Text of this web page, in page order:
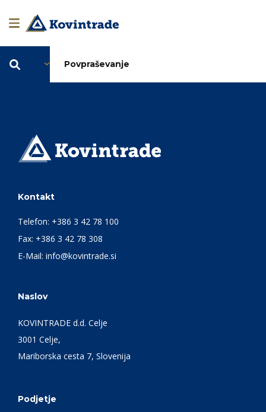
Povpraševanje
Kontakt
Telefon: +386 3 42 78 100
Fax: +386 3 42 78 308
E-Mail: info@kovintrade.si
Naslov
KOVINTRADE d.d. Celje
3001 Celje,
Mariborska cesta 7, Slovenija
Podjetje